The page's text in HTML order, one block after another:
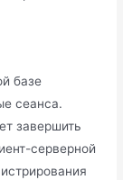
базе
сеанса.
завершить
серверной